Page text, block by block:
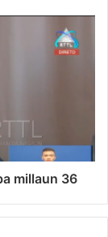
millaun 36